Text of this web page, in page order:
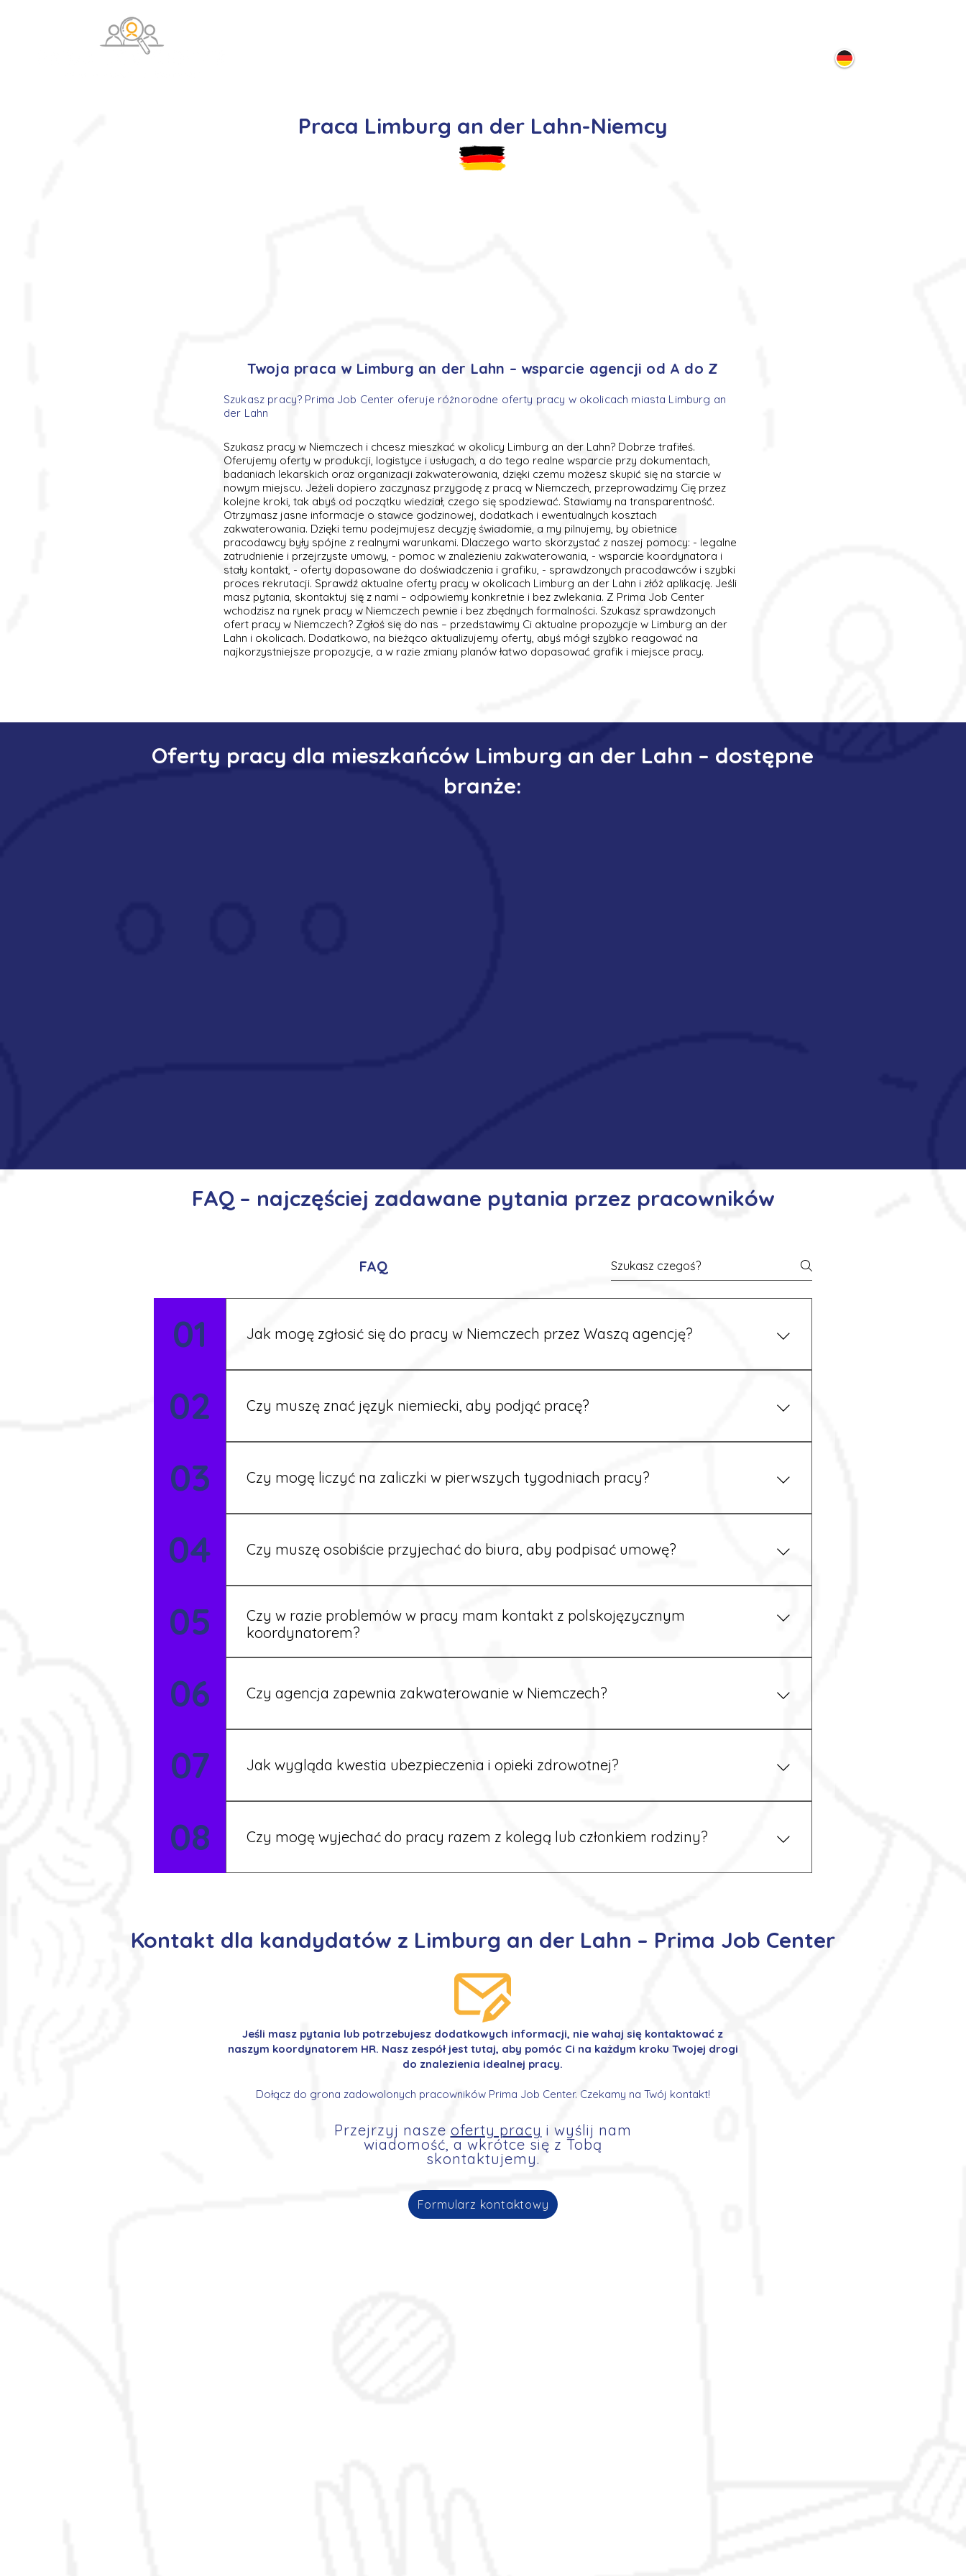
Praca Limburg an der Lahn-Niemcy
Twoja praca w Limburg an der Lahn – wsparcie agencji od A do Z
Szukasz pracy? Prima Job Center oferuje różnorodne oferty pracy w okolicach miasta Limburg an
der Lahn
Szukasz pracy w Niemczech i chcesz mieszkać w okolicy Limburg an der Lahn? Dobrze trafiłeś.
Oferujemy oferty w produkcji, logistyce i usługach, a do tego realne wsparcie przy dokumentach,
badaniach lekarskich oraz organizacji zakwaterowania, dzięki czemu możesz skupić się na starcie w
nowym miejscu. Jeżeli dopiero zaczynasz przygodę z pracą w Niemczech, przeprowadzimy Cię przez
kolejne kroki, tak abyś od początku wiedział, czego się spodziewać. Stawiamy na transparentność.
Otrzymasz jasne informacje o stawce godzinowej, dodatkach i ewentualnych kosztach
zakwaterowania. Dzięki temu podejmujesz decyzję świadomie, a my pilnujemy, by obietnice
pracodawcy były spójne z realnymi warunkami. Dlaczego warto skorzystać z naszej pomocy: - legalne
zatrudnienie i przejrzyste umowy, - pomoc w znalezieniu zakwaterowania, - wsparcie koordynatora i
stały kontakt, - oferty dopasowane do doświadczenia i grafiku, - sprawdzonych pracodawców i szybki
proces rekrutacji. Sprawdź aktualne oferty pracy w okolicach Limburg an der Lahn i złóż aplikację. Jeśli
masz pytania, skontaktuj się z nami – odpowiemy konkretnie i bez zwlekania. Z Prima Job Center
wchodzisz na rynek pracy w Niemczech pewnie i bez zbędnych formalności. Szukasz sprawdzonych
ofert pracy w Niemczech? Zgłoś się do nas – przedstawimy Ci aktualne propozycje w Limburg an der
Lahn i okolicach. Dodatkowo, na bieżąco aktualizujemy oferty, abyś mógł szybko reagować na
najkorzystniejsze propozycje, a w razie zmiany planów łatwo dopasować grafik i miejsce pracy.
Oferty pracy dla mieszkańców Limburg an der Lahn – dostępne
branże:
FAQ – najczęściej zadawane pytania przez pracowników
FAQ
01 Jak mogę zgłosić się do pracy w Niemczech przez Waszą agencję?
Możesz wypełnić formularz zgłoszeniowy na naszej stronie lub skontaktować się z nami telefonicznie.
02 Czy muszę znać język niemiecki, aby podjąć pracę?
Nie zawsze – wiele ofert nie wymaga znajomości języka. Jeśli jednak znasz podstawy niemieckiego,
03 Czy mogę liczyć na zaliczki w pierwszych tygodniach pracy?
Tak, w wyjątkowych sytuacjach możesz otrzymać zaliczkę po wcześniejszym uzgodnieniu z
04 Czy muszę osobiście przyjechać do biura, aby podpisać umowę?
Tak, umowy podpisywane są osobiście w naszym biurze. Dzięki temu masz pewność, że wszystkie
formalności są załatwione prawidłowo.
05
Czy w razie problemów w pracy mam kontakt z polskojęzycznym
koordynatorem?
06 Czy agencja zapewnia zakwaterowanie w Niemczech?
Tak, nasi koordynatorzy dbają o zapewnienie miejsca noclegowego w pobliżu zakładu pracy.
07 Jak wygląda kwestia ubezpieczenia i opieki zdrowotnej?
Każdy pracownik otrzymuje ubezpieczenie zdrowotne zgodne z niemieckim prawem. Dzięki temu
08 Czy mogę wyjechać do pracy razem z kolegą lub członkiem rodziny?
Tak, istnieje możliwość wspólnego wyjazdu. Wystarczy poinformować nas o tym podczas rekrutacji, a
Kontakt dla kandydatów z Limburg an der Lahn – Prima Job Center
Jeśli masz pytania lub potrzebujesz dodatkowych informacji, nie wahaj się kontaktować z
naszym koordynatorem HR. Nasz zespół jest tutaj, aby pomóc Ci na każdym kroku Twojej drogi
do znalezienia idealnej pracy.
Dołącz do grona zadowolonych pracowników Prima Job Center. Czekamy na Twój kontakt!
Przejrzyj nasze oferty pracy i wyślij nam
wiadomość, a wkrótce się z Tobą
skontaktujemy.
Formularz kontaktowy